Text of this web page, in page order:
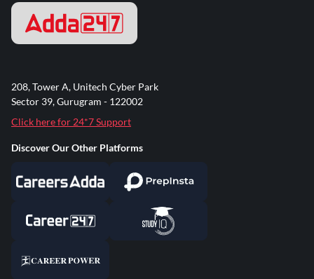
208, Tower A, Unitech Cyber Park
Sector 39, Gurugram - 122002
Click here for 24*7 Support
Discover Our Other Platforms